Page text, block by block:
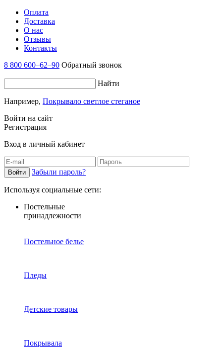
Оплата
Доставка
О нас
Отзывы
Контакты
8 800 600–62–90 Обратный звонок
Найти
Например, Покрывало светлое стеганое
Войти на сайт
Регистрация
Вход в личный кабинет
Забыли пароль?
Используя социальные сети:
Постельные
принадлежности
Постельное белье
Пледы
Детские товары
Покрывала